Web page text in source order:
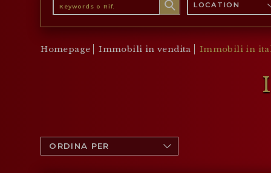
$ £
Lingua:
WISHLIST (0)
LOCATION
Homepage Immobili in vendita Immobili in